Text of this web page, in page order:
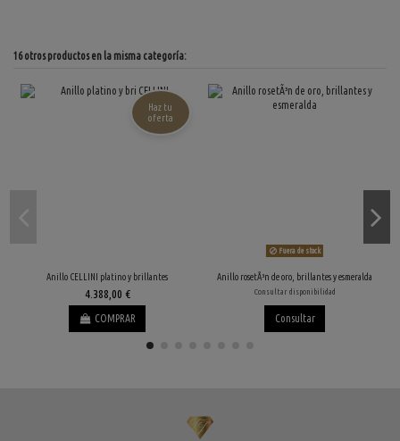
16 otros productos en la misma categoría:
Anillo CELLINI platino y brillantes
4.388,00 €
COMPRAR
Haz tu
oferta
Fuera de stock
Anillo rosetÃ³n de oro, brillantes y esmeralda
Consultar disponibilidad
Consultar